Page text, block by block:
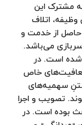
مشترک این
وظیفه، اتلاف
حاصل از خدمت و
می‌باشد.
شده است. در
معافیت‌های خاص
سهمیه‌های
تصویب و اجرا
بوده است. در